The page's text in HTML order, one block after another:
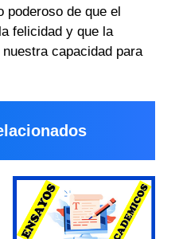
poderoso de que el
felicidad y que la
capacidad para